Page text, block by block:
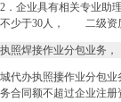
注
业具有相关专业助
少于30人， 二级资质
照焊接作业分包业务，
代办执照接作业分包
合同额不超过企业注册